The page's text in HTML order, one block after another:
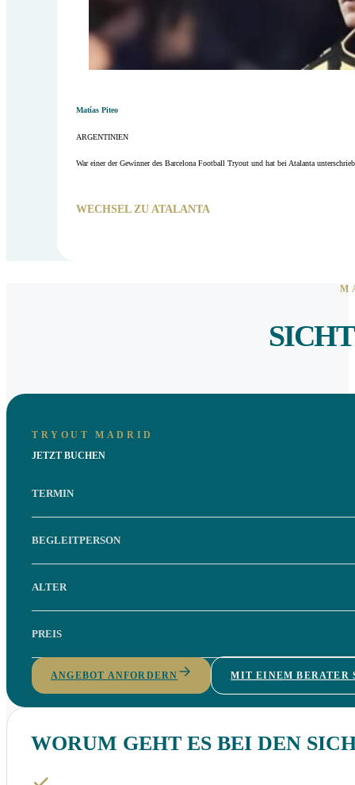
Matías Piteo
ARGENTINIEN
War einer der Gewinner des Barcelona Football Tryout und hat bei Atalanta
WECHSEL ZU ATALANTA
TRYOUT MADRID
JETZT BUCHEN
TERMIN
BEGLEITPERSON
ALTER
PREIS
ANGEBOT ANFORDERN MIT EINEM BERATER
WORUM GEHT ES BEI DEN